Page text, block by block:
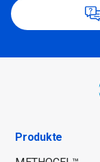
Produkte